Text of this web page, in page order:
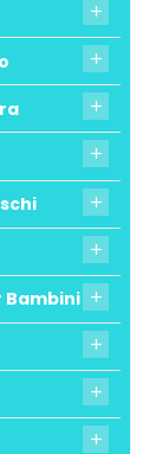






Bambini 


